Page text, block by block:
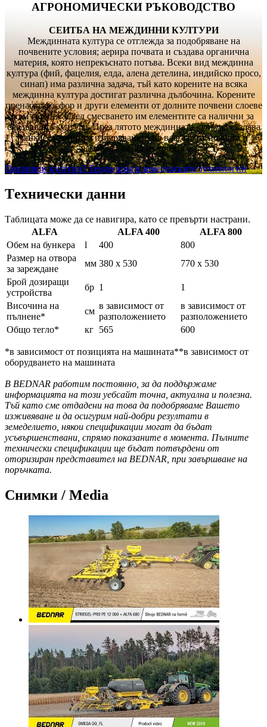
АГРОНОМИЧЕСКИ РЪКОВОДСТВО
СЕИТБА НА МЕЖДИННИ КУЛТУРИ
Междинната култура се отглежда за подобряване на
почвените условия; аерира почвата и създава органична
материя, която непрекъснато потъва. Всеки вид междинна
култура (фий, фацелия, елда, алена детелина, индийско просо,
синап) има различна задача, тъй като корените на всяка
междинна култура достигат различна дълбочина. Корените
пренасят фосфор и други елементи от долните почвени слоеве
към горния. След смесването им елементите са налични за
следващата култура. През лятото междинната култура създава
сянка, елиминира изпаряването на влагата от почвата и
намалява риска от ерозия.
Покривни култури? Тенденция в земеделските технологии
Tехнически данни
Таблицата може да се навигира, като се превърти настрани.
ALFA
ALFA 400
ALFA 800
Обем на бункера
l 400
800
Размер на отвора
за зареждане
мм 380 x 530
770 x 530
Брой дозиращи
устройства
бр 1
1
Височина на
пълнене*
см
в зависимост от
разположението
в зависимост от
разположението
Общо тегло*
кг 565 600
*в зависимост от позицията на машината**в зависимост от
оборудването на машината
В BEDNAR работим постоянно, за да поддържаме
информацията на този уебсайт точна, актуална и полезна.
Тъй като сме отдадени на това да подобряваме Вашето
изживяване и да осигурим най-добри резултати в
земеделието, някои спецификации могат да бъдат
усъвършенствани, спрямо показаните в момента. Пълните
технически спецификации ще бъдат потвърдени от
оторизиран представител на BEDNAR, при завършване на
поръчката.
Снимки / Media